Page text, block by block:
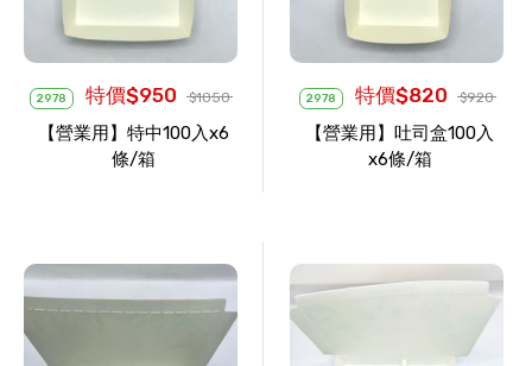
2978 特價$950 $1050
【營業用】特中100入x6
條/箱
2978 特價$820 $920
【營業用】吐司盒100入
x6條/箱